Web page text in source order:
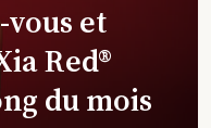
et
Red®
du mois